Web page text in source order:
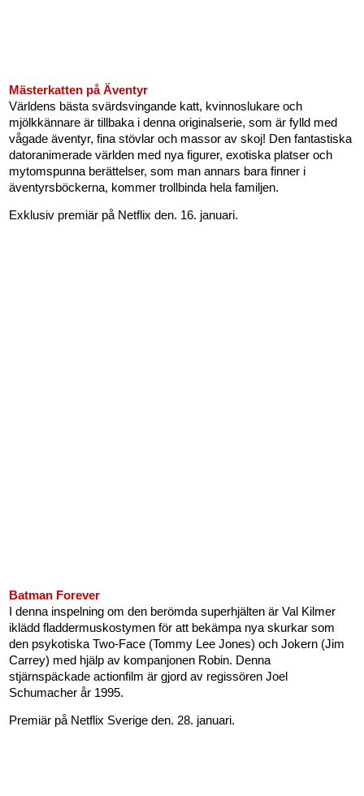
Mästerkatten på Äventyr
Världens bästa svärdsvingande katt, kvinnoslukare och
mjölkkännare är tillbaka i denna originalserie, som är fylld med
vågade äventyr, fina stövlar och massor av skoj! Den fantastiska
datoranimerade världen med nya figurer, exotiska platser och
mytomspunna berättelser, som man annars bara finner i
äventyrsböckerna, kommer trollbinda hela familjen.
Exklusiv premiär på Netflix den. 16. januari.
Batman Forever
I denna inspelning om den berömda superhjälten är Val Kilmer
iklädd fladdermuskostymen för att bekämpa nya skurkar som
den psykotiska Two-Face (Tommy Lee Jones) och Jokern (Jim
Carrey) med hjälp av kompanjonen Robin. Denna
stjärnspäckade actionfilm är gjord av regissören Joel
Schumacher år 1995.
Premiär på Netflix Sverige den. 28. januari.